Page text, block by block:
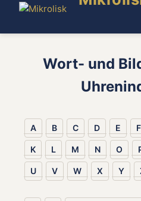
Wort- und
A B C D E F
K L M N O
U V W X Y